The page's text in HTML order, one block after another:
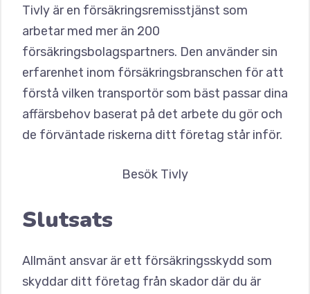
Tivly är en försäkringsremisstjänst som
arbetar med mer än 200
försäkringsbolagspartners. Den använder sin
erfarenhet inom försäkringsbranschen för att
förstå vilken transportör som bäst passar dina
affärsbehov baserat på det arbete du gör och
de förväntade riskerna ditt företag står inför.
Besök Tivly
Slutsats
Allmänt ansvar är ett försäkringsskydd som
skyddar ditt företag från skador där du är